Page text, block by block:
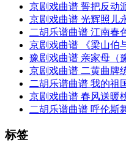
京剧戏曲谱 誓把反动
京剧戏曲谱 光辉照儿
二胡乐谱曲谱 江南春
京剧戏曲谱 《梁山伯
豫剧戏曲谱 亲家母（
京剧戏曲谱 二黄曲牌
二胡乐谱曲谱 我的祖
京剧戏曲谱 春风送暖
二胡乐谱曲谱 呼伦斯
标签